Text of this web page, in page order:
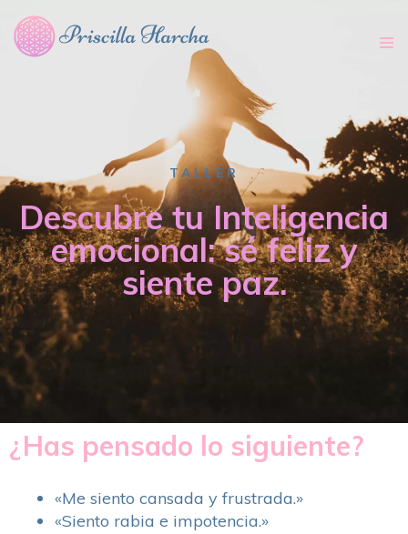
TALLER
Descubre tu Inteligencia
emocional: sé feliz y
siente paz.
¿Has pensado lo siguiente?
«Me siento cansada y frustrada.»
«Siento rabia e impotencia.»